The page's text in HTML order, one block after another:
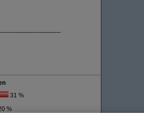
31 %
%